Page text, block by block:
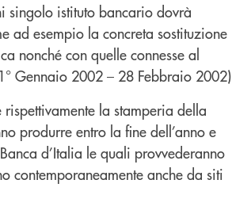
singolo istituto bancario dovrà
ad esempio la concreta sostituzione
nonché con quelle connesse al
Gennaio 2002 – 28 Febbraio
la stamperia della
produrre entro la fine dell’anno e
d’Italia le quali provvederanno
contemporaneamente anche da siti